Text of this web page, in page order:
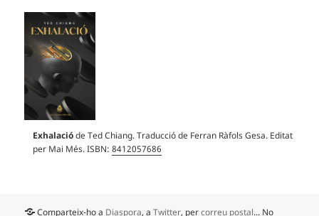
Exhalacióde Ted Chiang. Traducció de Ferran Ràfols Gesa. Editat
per Mai Més. ISBN:8412057686
Comparteix-ho a Diaspora, aTwitter, percorreu postal... No